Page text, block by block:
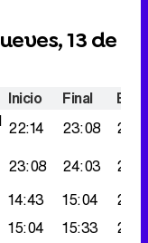
13 de
Inicio Final
22:14 23:08
23:08 24:03
14:43 15:04
15:04 15:33